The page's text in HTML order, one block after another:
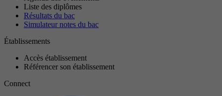
Liste des diplômes
Résultats du bac
Simulateur notes du bac
Établissements
Accès établissement
Référencer son établissement
Connect